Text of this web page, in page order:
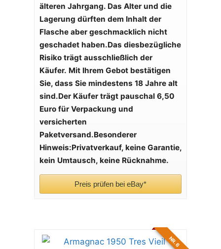
älteren Jahrgang. Das Alter und die
Lagerung dürften dem Inhalt der
Flasche aber geschmacklich nicht
geschadet haben.Das diesbezügliche
Risiko trägt ausschließlich der
Käufer. Mit Ihrem Gebot bestätigen
Sie, dass Sie mindestens 18 Jahre alt
sind.Der Käufer trägt pauschal 6,50
Euro für Verpackung und
versicherten
Paketversand.Besonderer
Hinweis:Privatverkauf, keine Garantie,
kein Umtausch, keine Rücknahme.
Preis prüfen bei eBay*
NR. 6